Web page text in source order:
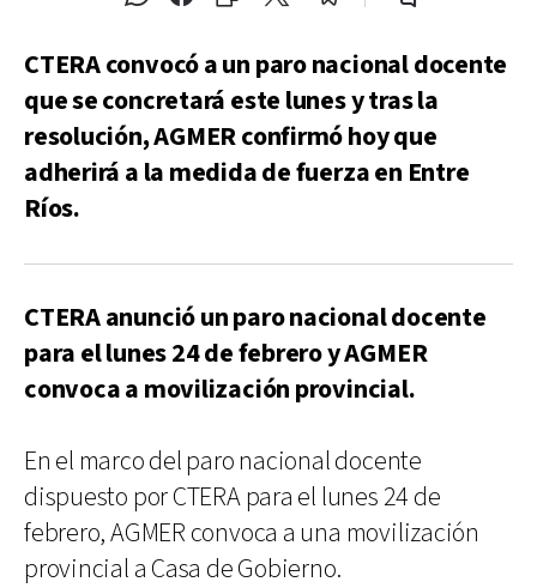
CTERA convocó a un paro nacional docente
que se concretará este lunes y tras la
resolución, AGMER confirmó hoy que
adherirá a la medida de fuerza en Entre
Ríos.
CTERA anunció un paro nacional docente
para el lunes 24 de febrero y AGMER
convoca a movilización provincial.
En el marco del paro nacional docente
dispuesto por CTERA para el lunes 24 de
febrero, AGMER convoca a una movilización
provincial a Casa de Gobierno.